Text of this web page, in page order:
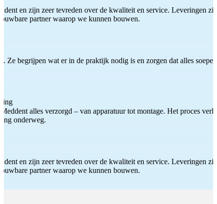
en zijn zeer tevreden over de kwaliteit en service. Leveringen
partner waarop we kunnen bouwen.
Ze begrijpen wat er in de praktijk nodig is en zorgen dat alles
alles verzorgd – van apparatuur tot montage. Het proces
onderweg.
en zijn zeer tevreden over de kwaliteit en service. Leveringen
partner waarop we kunnen bouwen.